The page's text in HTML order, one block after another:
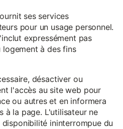
ses services
pour un usage personnel.
expressément pas
à des fins
désactiver ou
l'accès au site web pour
ou autres et en informera
à la page. L'utilisateur ne
ininterrompue du